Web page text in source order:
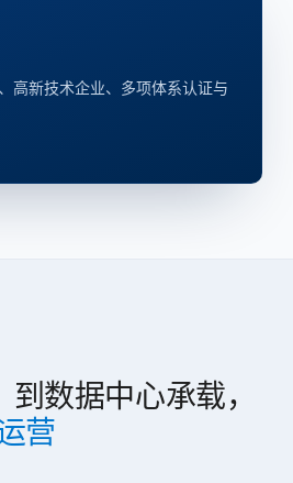
高新技术企业、多项体系认证与
数据中心承载，
营